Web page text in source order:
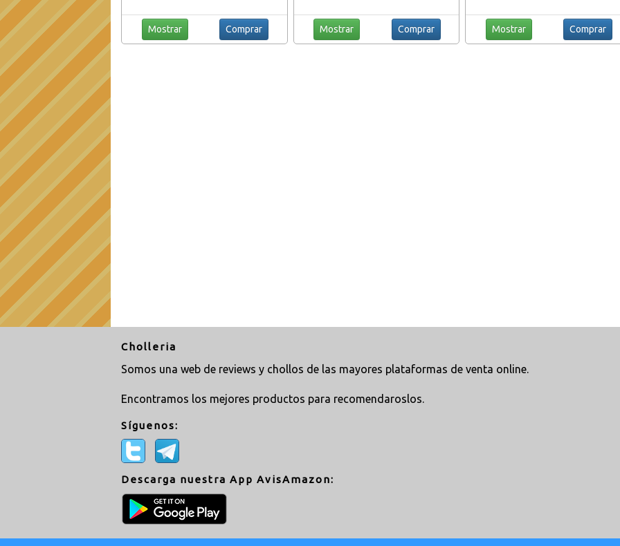
Mostrar Comprar Mostrar Comprar Mostrar Comprar
Cholleria
Somos una web de reviews y chollos de las mayores plataformas de venta online.
Encontramos los mejores productos para recomendaroslos.
Síguenos:
Descarga nuestra App AvisAmazon: